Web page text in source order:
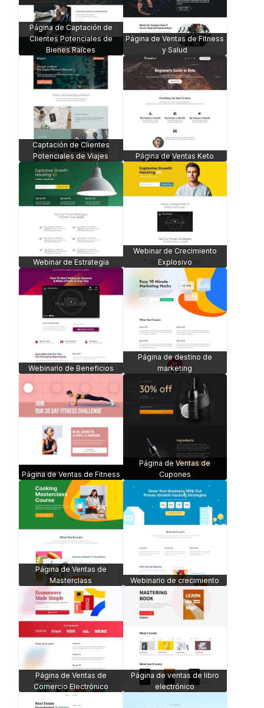
Página de Captación de
Clientes Potenciales de
Bienes Raíces
Página de Ventas de Fitness
y Salud
Captación de Clientes
Potenciales de Viajes
Página de Ventas Keto
Webinar de Estrategia
Webinar de Crecimiento
Explosivo
Webinario de Beneficios
Página de destino de
marketing
Página de Ventas de Fitness
Página de Ventas de
Cupones
Página de Ventas de
Masterclass
Webinario de crecimiento
Página de Ventas de
Comercio Electrónico
Página de ventas de libro
electrónico